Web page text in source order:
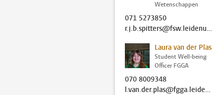
Wetenschappen
071 5273850
r.j.b.spitters@fsw.leidenuniv.nl
Laura van der Plas
Student Well-being
Officer FGGA
070 8009348
l.van.der.plas@fgga.leidenuniv.nl